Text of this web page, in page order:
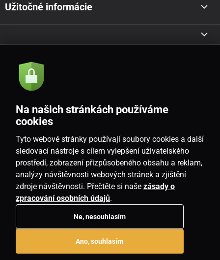
Užitočné informácie
Akcie a novinky e-mailom
Souhlasím sezásadami zpracování osobních údajů
SK
www.housemania.sk
E-shop vytvorilaSIMPLIA.cz
Na našich stránkách používáme
cookies
Tyto webové stránky používají soubory cookies a další
sledovací nástroje s cílem vylepšení uživatelského
prostředí, zobrazení přizpůsobeného obsahu a reklam,
analýzy návštěvnosti webových stránek a zjištění
zdroje návštěvnosti. Přečtěte si naše zásady o
zpracování osobních údajů.
Ne, nesouhlasím
Ano, souhlasím